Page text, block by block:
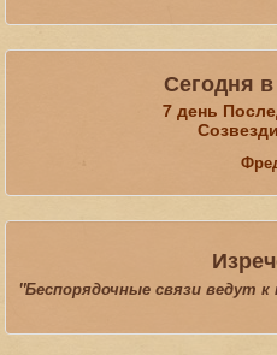
Сегодня
7 день
"Беспорядочные связи ведут к